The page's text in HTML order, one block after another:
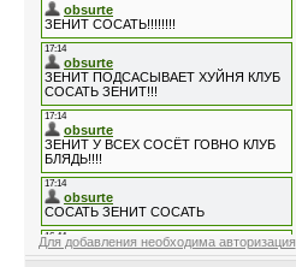
Для добавления необходима авторизация